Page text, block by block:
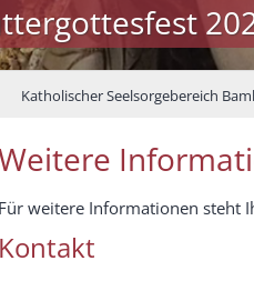
Katholischer Seelsorgebereich
Für weitere Informationen steht
Kontakt